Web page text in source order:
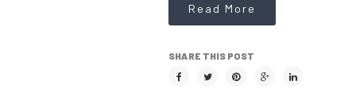
Read More
SHARE THIS POST